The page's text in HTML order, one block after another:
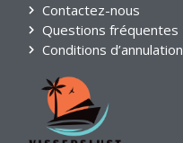
Contactez-nous
Questions fréquentes
Conditions d’annulation